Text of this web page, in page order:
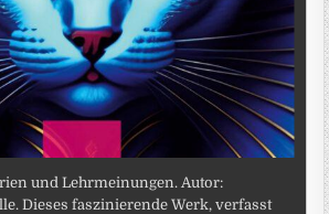
und Lehrmeinungen. Autor:
Dieses faszinierende Werk, verfasst